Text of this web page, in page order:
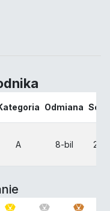
Odmiana
A 8-bil